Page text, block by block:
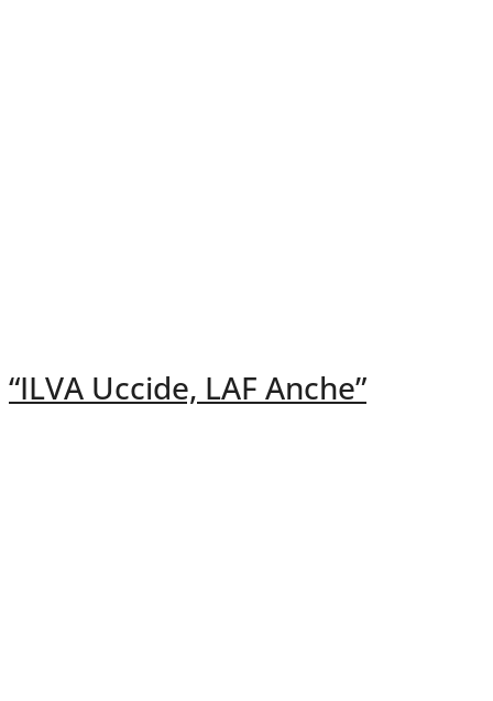
“ILVA Uccide, LAF Anche”